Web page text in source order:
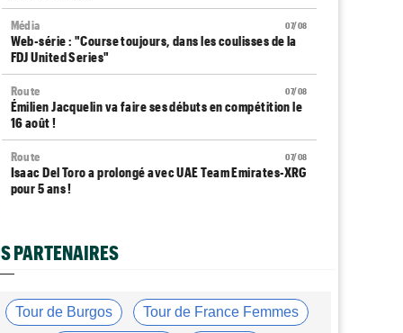
07/08
Média
Web-série : "Course toujours, dans les coulisses de la
FDJ United Series"
07/08
Route
Émilien Jacquelin va faire ses débuts en compétition le
16 août !
07/08
Route
Isaac Del Toro a prolongé avec UAE Team Emirates-XRG
pour 5 ans !
monnaie courante"
Le Mercato vélo est ouvert... toutes les dernières infos
et rumeurs
PARTENAIRES
Tour de Burgos Tour de France Femmes